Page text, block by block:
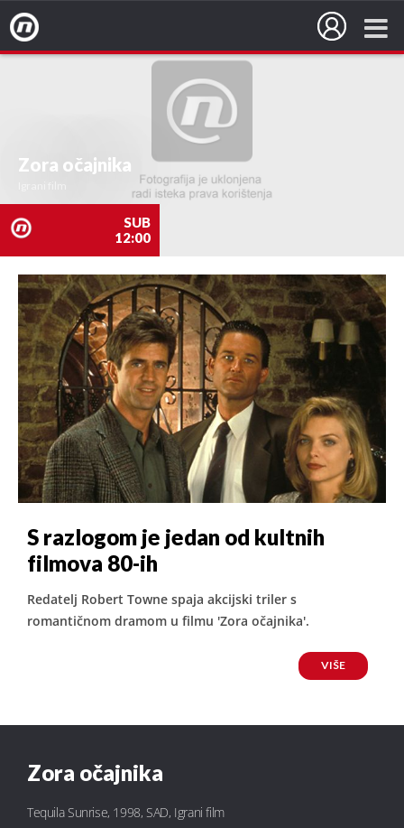
Zora očajnika
SUB
12:00
TV
S razlogom je jedan od kultnih
filmova 80-ih
Redatelj Robert Towne spaja akcijski triler s
romantičnom dramom u filmu 'Zora očajnika'.
VIŠE
Zora očajnika
Tequila Sunrise, 1998, SAD, Igrani film